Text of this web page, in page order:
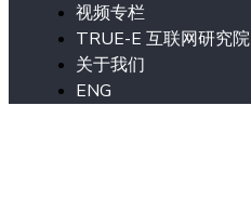
视频专栏
TRUE-E 互联网研究院
关于我们
ENG